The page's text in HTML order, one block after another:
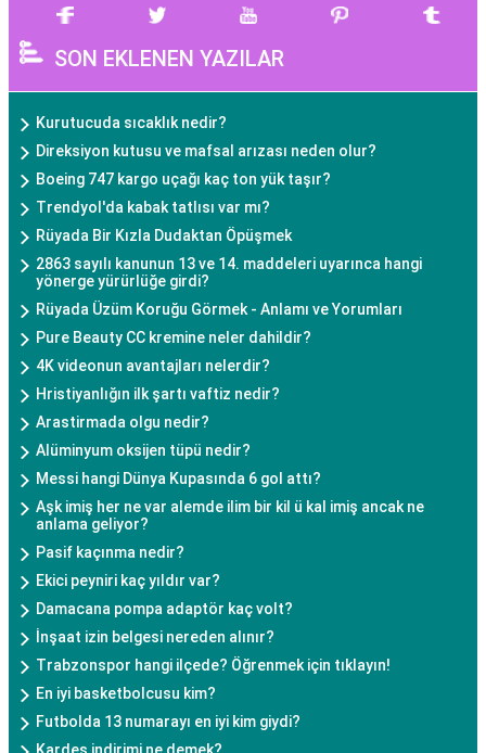
SON EKLENEN YAZILAR
Kurutucuda sıcaklık nedir?
Direksiyon kutusu ve mafsal arızası neden olur?
Boeing 747 kargo uçağı kaç ton yük taşır?
Trendyol'da kabak tatlısı var mı?
Rüyada Bir Kızla Dudaktan Öpüşmek
2863 sayılı kanunun 13 ve 14. maddeleri uyarınca hangi
yönerge yürürlüğe girdi?
Rüyada Üzüm Koruğu Görmek - Anlamı ve Yorumları
Pure Beauty CC kremine neler dahildir?
4K videonun avantajları nelerdir?
Hristiyanlığın ilk şartı vaftiz nedir?
Arastirmada olgu nedir?
Alüminyum oksijen tüpü nedir?
Messi hangi Dünya Kupasında 6 gol attı?
Aşk imiş her ne var alemde ilim bir kil ü kal imiş ancak ne
anlama geliyor?
Pasif kaçınma nedir?
Ekici peyniri kaç yıldır var?
Damacana pompa adaptör kaç volt?
İnşaat izin belgesi nereden alınır?
Trabzonspor hangi ilçede? Öğrenmek için tıklayın!
En iyi basketbolcusu kim?
Futbolda 13 numarayı en iyi kim giydi?